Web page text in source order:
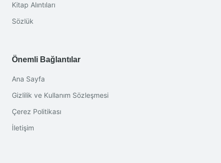
Kitap Alıntıları
Sözlük
Önemli Bağlantılar
Ana Sayfa
Gizlilik ve Kullanım Sözleşmesi
Çerez Politikası
İletişim